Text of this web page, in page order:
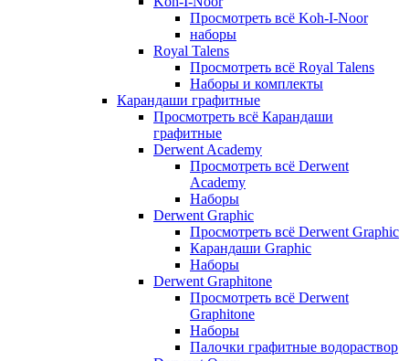
Просмотреть всё Koh-I-Noor
наборы
Royal Talens
Просмотреть всё Royal Talens
Наборы и комплекты
Карандаши графитные
Просмотреть всё Карандаши
графитные
Derwent Academy
Просмотреть всё Derwent
Academy
Наборы
Derwent Graphic
Просмотреть всё Derwent Graphic
Карандаши Graphic
Наборы
Derwent Graphitone
Просмотреть всё Derwent
Graphitone
Наборы
Палочки графитные водораствор